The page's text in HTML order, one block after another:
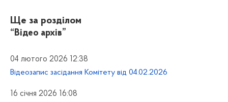
Ще за розділом
“Відео архів”
04 лютого 2026 12:38
Відеозапис засідання Комітету від 04.02.2026
16 січня 2026 16:08